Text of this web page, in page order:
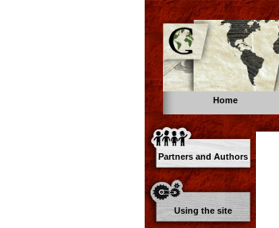
Home
Partners and Authors
Using the site